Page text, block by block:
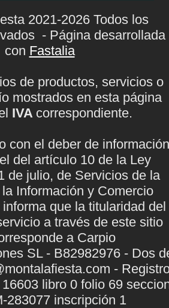
2021-2026 Todos los
- Página desarrollada
con Fastalia
de productos, servicios o
mostrados en esta página
IVA correspondiente.
con el deber de información
del artículo 10 de la Ley
de julio, de Servicios de la
Información y Comercio
que la titularidad del
a través de este sitio
a Carpio
SL - B82982976 - Dos
-
libro 0 folio 69
283077 inscripción 1